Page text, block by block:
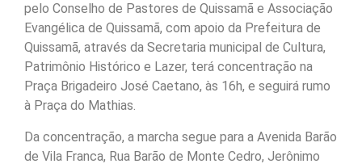
pelo Conselho de Pastores de Quissamã e Associação
Evangélica de Quissamã, com apoio da Prefeitura de
Quissamã, através da Secretaria municipal de Cultura,
Patrimônio Histórico e Lazer, terá concentração na
Praça Brigadeiro José Caetano, às 16h, e seguirá rumo
à Praça do Mathias.
Da concentração, a marcha segue para a Avenida Barão
de Vila Franca, Rua Barão de Monte Cedro, Jerônimo